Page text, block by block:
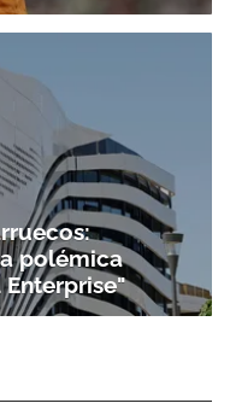
polémica
Enterprise"